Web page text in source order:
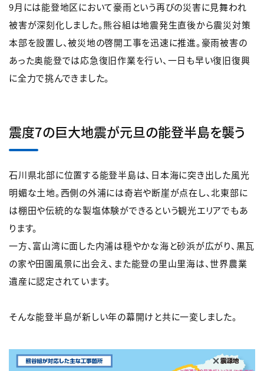
9月には能登地区において豪雨という再びの災害に見舞われ
被害が深刻化しました。熊谷組は地震発生直後から震災対策
本部を設置し、被災地の啓開工事を迅速に推進。豪雨被害の
あった奥能登では応急復旧作業を行い、一日も早い復旧復興
に全力で挑んできました。
震度7の巨大地震が元旦の能登半島を襲う
石川県北部に位置する能登半島は、日本海に突き出した風光
明媚な土地。西側の外浦には奇岩や断崖が点在し、北東部に
は棚田や伝統的な製塩体験ができるという観光エリアでもあ
ります。
一方、富山湾に面した内浦は穏やかな海と砂浜が広がり、黒瓦
の家や田園風景に出会え、また能登の里山里海は、世界農業
遺産に認定されています。
そんな能登半島が新しい年の幕開けと共に一変しました。